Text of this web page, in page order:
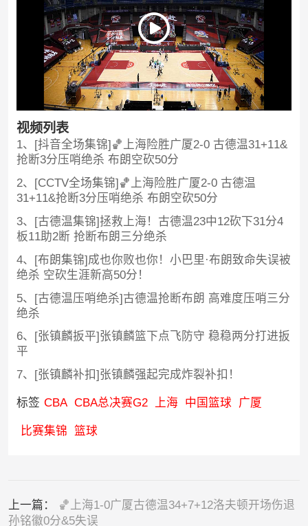
视频列表
1、[抖音全场集锦]🏀上海险胜广厦2-0 古德温31+11&
抢断3分压哨绝杀 布朗空砍50分
2、[CCTV全场集锦]🏀上海险胜广厦2-0 古德温
31+11&抢断3分压哨绝杀 布朗空砍50分
3、[古德温集锦]拯救上海！古德温23中12砍下31分4
板11助2断 抢断布朗三分绝杀
4、[布朗集锦]成也你败也你！小巴里·布朗致命失误被
绝杀 空砍生涯新高50分！
5、[古德温压哨绝杀]古德温抢断布朗 高难度压哨三分
绝杀
6、[张镇麟扳平]张镇麟篮下点飞防守 稳稳两分打进扳
平
7、[张镇麟补扣]张镇麟强起完成炸裂补扣！
标签 CBA CBA总决赛G2 上海 中国篮球 广厦
比赛集锦 篮球
上一篇：
🏀上海1-0广厦古德温34+7+12洛夫顿开场伤退
孙铭徽0分&5失误